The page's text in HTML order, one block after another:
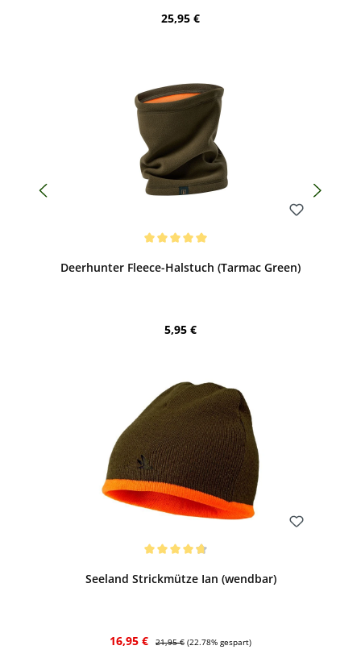
Regulärer Preis:
25,95 €
Deerhunter Fleece-Halstuch (Tarmac Green)
Regulärer Preis:
5,95 €
Seeland Strickmütze Ian (wendbar)
Verkaufspreis:
16,95 € Regulärer Preis:
21,95 € (22.78% gespart)